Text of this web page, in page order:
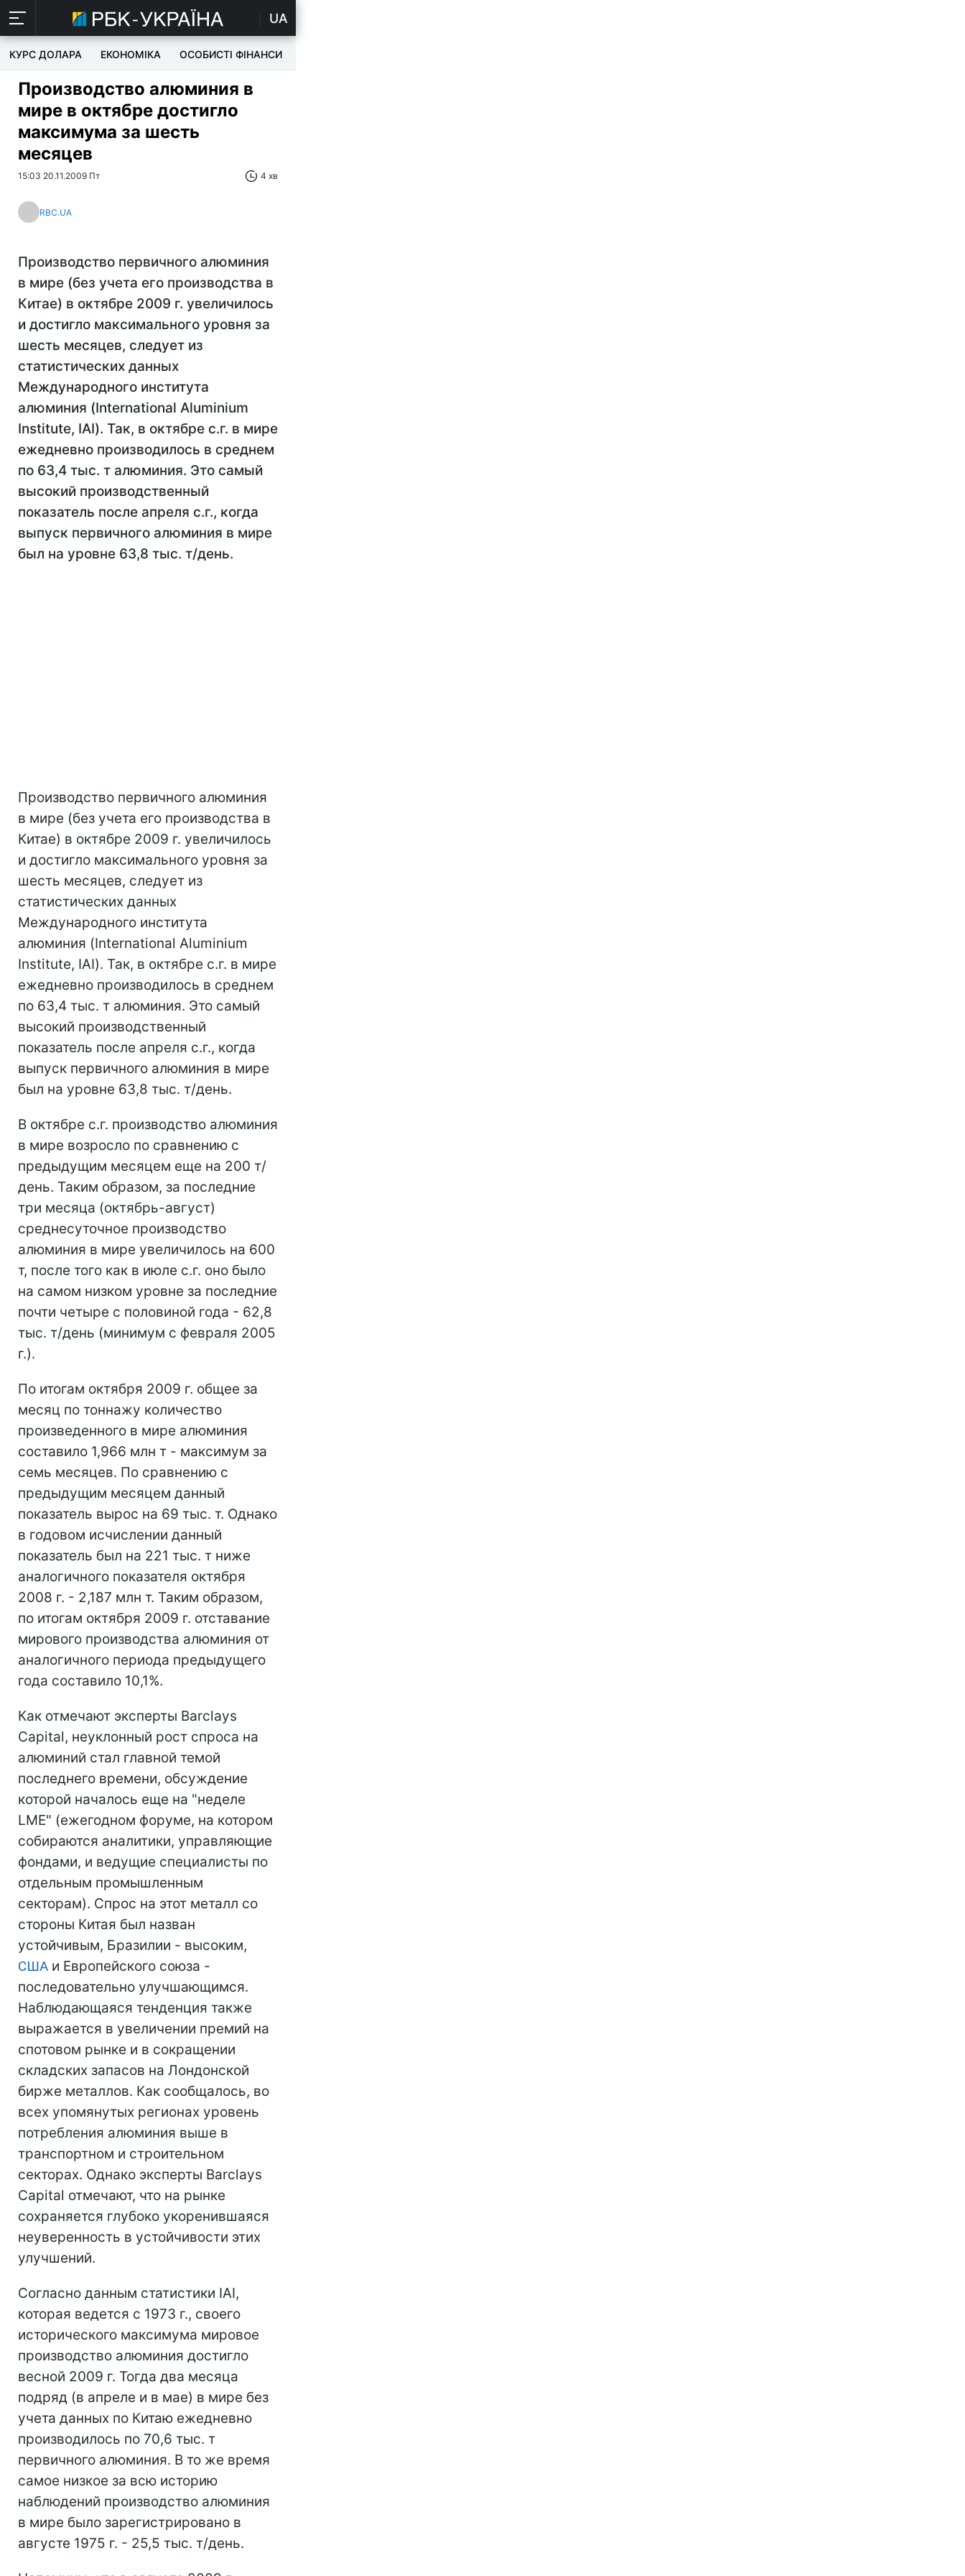
UA
КУРС ДОЛАРА ЕКОНОМІКА ОСОБИСТІ ФІНАНСИ
Производство алюминия в
мире в октябре достигло
максимума за шесть
месяцев
15:03 20.11.2009 Пт 4 хв
RBC.UA
Производство первичного алюминия
в мире (без учета его производства в
Китае) в октябре 2009 г. увеличилось
и достигло максимального уровня за
шесть месяцев, следует из
статистических данных
Международного института
алюминия (International Aluminium
Institute, IAI). Так, в октябре с.г. в мире
ежедневно производилось в среднем
по 63,4 тыс. т алюминия. Это самый
высокий производственный
показатель после апреля с.г., когда
выпуск первичного алюминия в мире
был на уровне 63,8 тыс. т/день.
Производство первичного алюминия
в мире (без учета его производства в
Китае) в октябре 2009 г. увеличилось
и достигло максимального уровня за
шесть месяцев, следует из
статистических данных
Международного института
алюминия (International Aluminium
Institute, IAI). Так, в октябре с.г. в мире
ежедневно производилось в среднем
по 63,4 тыс. т алюминия. Это самый
высокий производственный
показатель после апреля с.г., когда
выпуск первичного алюминия в мире
был на уровне 63,8 тыс. т/день.
В октябре с.г. производство алюминия
в мире возросло по сравнению с
предыдущим месяцем еще на 200 т/
день. Таким образом, за последние
три месяца (октябрь-август)
среднесуточное производство
алюминия в мире увеличилось на 600
т, после того как в июле с.г. оно было
на самом низком уровне за последние
почти четыре с половиной года - 62,8
тыс. т/день (минимум с февраля 2005
г.).
По итогам октября 2009 г. общее за
месяц по тоннажу количество
произведенного в мире алюминия
составило 1,966 млн т - максимум за
семь месяцев. По сравнению с
предыдущим месяцем данный
показатель вырос на 69 тыс. т. Однако
в годовом исчислении данный
показатель был на 221 тыс. т ниже
аналогичного показателя октября
2008 г. - 2,187 млн т. Таким образом,
по итогам октября 2009 г. отставание
мирового производства алюминия от
аналогичного периода предыдущего
года составило 10,1%.
Как отмечают эксперты Barclays
Capital, неуклонный рост спроса на
алюминий стал главной темой
последнего времени, обсуждение
которой началось еще на "неделе
LME" (ежегодном форуме, на котором
собираются аналитики, управляющие
фондами, и ведущие специалисты по
отдельным промышленным
секторам). Спрос на этот металл со
стороны Китая был назван
устойчивым, Бразилии - высоким,
США и Европейского союза -
последовательно улучшающимся.
Наблюдающаяся тенденция также
выражается в увеличении премий на
спотовом рынке и в сокращении
складских запасов на Лондонской
бирже металлов. Как сообщалось, во
всех упомянутых регионах уровень
потребления алюминия выше в
транспортном и строительном
секторах. Однако эксперты Barclays
Capital отмечают, что на рынке
сохраняется глубоко укоренившаяся
неуверенность в устойчивости этих
улучшений.
Согласно данным статистики IAI,
которая ведется с 1973 г., своего
исторического максимума мировое
производство алюминия достигло
весной 2009 г. Тогда два месяца
подряд (в апреле и в мае) в мире без
учета данных по Китаю ежедневно
производилось по 70,6 тыс. т
первичного алюминия. В то же время
самое низкое за всю историю
наблюдений производство алюминия
в мире было зарегистрировано в
августе 1975 г. - 25,5 тыс. т/день.